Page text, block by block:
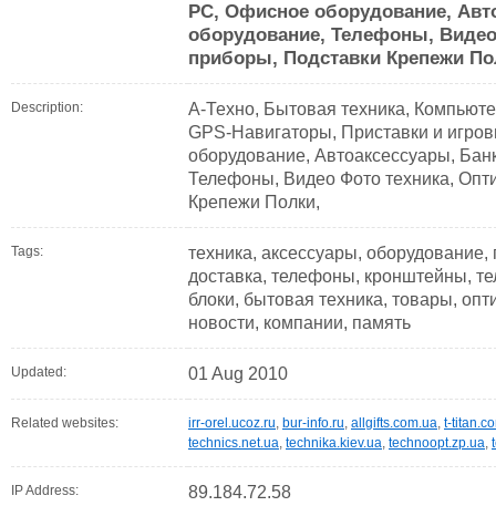
PC, Офисное оборудование,
оборудование, Телефоны,
приборы, Подставки Крепежи
Description:
А-Техно, Бытовая техника,
GPS-Навигаторы, Приставки и
оборудование, Автоаксессуары,
Телефоны, Видео Фото техника,
Крепежи Полки,
Tags:
техника, аксессуары,
доставка, телефоны, кронштейны,
блоки, бытовая техника, товары,
новости, компании, память
Updated: 01 Aug 2010
Related websites: irr-orel.ucoz.ru, bur-info.ru, allgifts.com.ua, t-
technics.net.ua, technika.kiev.ua, technoopt.zp.ua,
IP Address: 89.184.72.58